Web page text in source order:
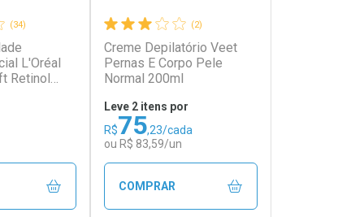
Ativar Desconto
Por R$ 52,64/cada
Por R$ 52,64/cada
(34)
L'Oréal
Retinol
(2)
Creme Depilatório Veet
Pernas E Corpo Pele
Normal 200ml
Leve 2 itens por
R$75,23/cada
ou R$ 83,59/un
COMPRAR